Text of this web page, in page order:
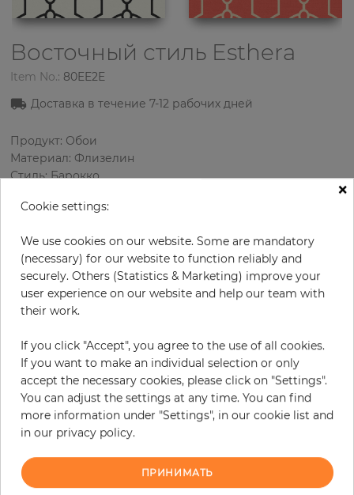
Восточный стиль Esthera
Item No.: 80EE2E
Доставка в течение7-12 рабочих дней
Продукт: Обои
Материал: Флизелин
Стиль: Барокко
Размеры (ширина/длина): 68.58 см / 8.23 м
Цвет Кремовый
Цвет узора: Серый
84,90 € за рулон
19% НДС включительно + Доставка
Цена за м² - 14,95 €
Do you need glue?
− +
×
Cookie settings:
We use cookies on our website. Some are mandatory
(necessary) for our website to function reliably and
securely. Others (Statistics & Marketing) improve your
user experience on our website and help our team with
their work.
If you click "Accept", you agree to the use of all cookies.
If you want to make an individual selection or only
accept the necessary cookies, please click on "Settings".
You can adjust the settings at any time. You can find
more information under "Settings", in our cookie list and
in our privacy policy.
ПРИНИМАТЬ